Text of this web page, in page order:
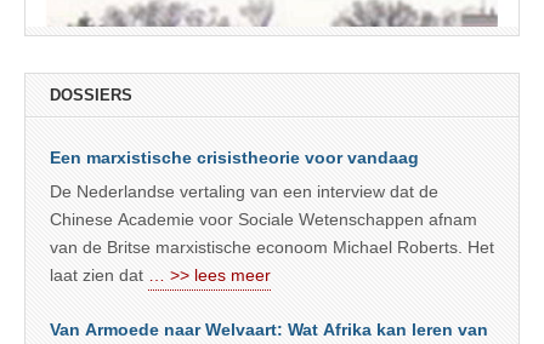
DOSSIERS
Een marxistische crisistheorie voor vandaag
De Nederlandse vertaling van een interview dat de
Chinese Academie voor Sociale Wetenschappen afnam
van de Britse marxistische econoom Michael Roberts. Het
laat zien dat
… >> lees meer
Van Armoede naar Welvaart: Wat Afrika kan leren van